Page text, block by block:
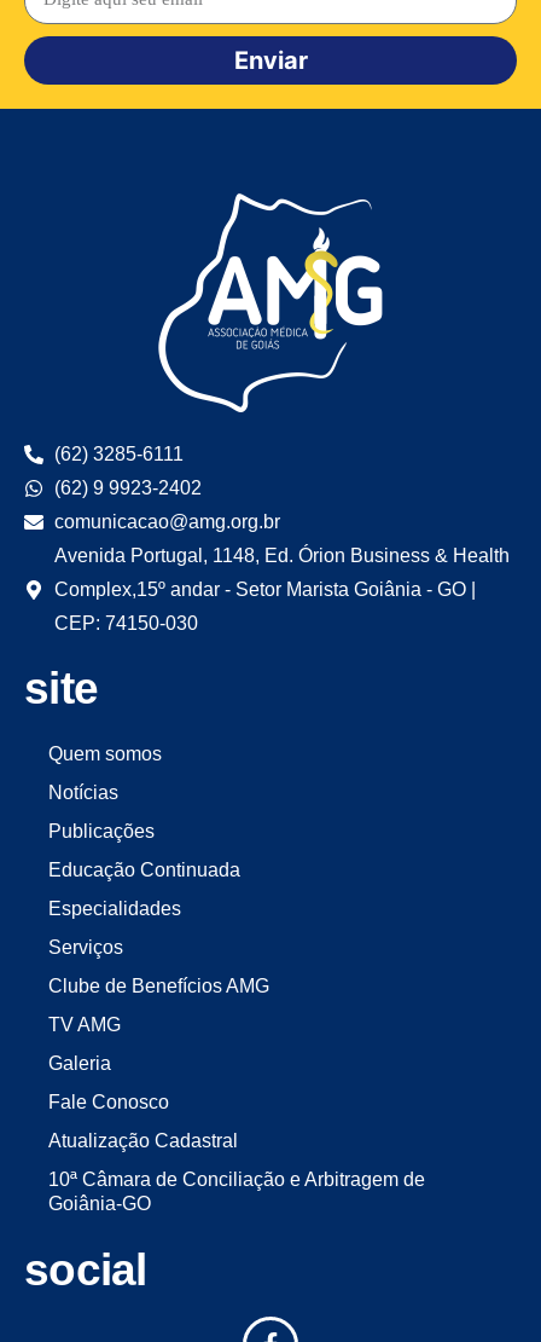
Enviar
(62) 3285-6111
(62) 9 9923-2402
comunicacao@amg.org.br
Avenida Portugal, 1148, Ed. Órion Business & Health
Complex,15º andar - Setor Marista Goiânia - GO |
CEP: 74150-030
site
Quem somos
Notícias
Publicações
Educação Continuada
Especialidades
Serviços
Clube de Benefícios AMG
TV AMG
Galeria
Fale Conosco
Atualização Cadastral
10ª Câmara de Conciliação e Arbitragem de
Goiânia-GO
social